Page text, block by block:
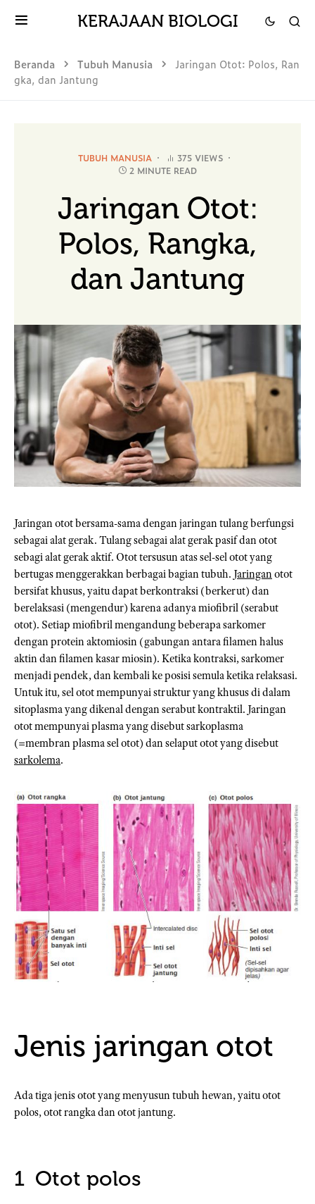
KERAJAAN BIOLOGI
Beranda Tubuh Manusia
Jaringan Otot: Polos, Ran
gka, dan Jantung
TUBUH MANUSIA
375 VIEWS
2 MINUTE READ
Jaringan Otot:
Polos, Rangka,
dan Jantung
Jaringan otot bersama-sama dengan jaringan tulang berfungsi
sebagai alat gerak. Tulang sebagai alat gerak pasif dan otot
sebagi alat gerak aktif. Otot tersusun atas sel-sel otot yang
bertugas menggerakkan berbagai bagian tubuh. Jaringanotot
bersifat khusus, yaitu dapat berkontraksi (berkerut) dan
berelaksasi (mengendur) karena adanya miofibril (serabut
otot). Setiap miofibril mengandung beberapa sarkomer
dengan protein aktomiosin (gabungan antara filamen halus
aktin dan filamen kasar miosin). Ketika kontraksi, sarkomer
menjadi pendek, dan kembali ke posisi semula ketika relaksasi.
Untuk itu, sel otot mempunyai struktur yang khusus di dalam
sitoplasma yang dikenal dengan serabut kontraktil. Jaringan
otot mempunyai plasma yang disebut sarkoplasma
(=membran plasma sel otot) dan selaput otot yang disebut
sarkolema.
Jenis jaringan otot
Ada tiga jenis otot yang menyusun tubuh hewan, yaitu otot
polos, otot rangka dan otot jantung.
Otot polos